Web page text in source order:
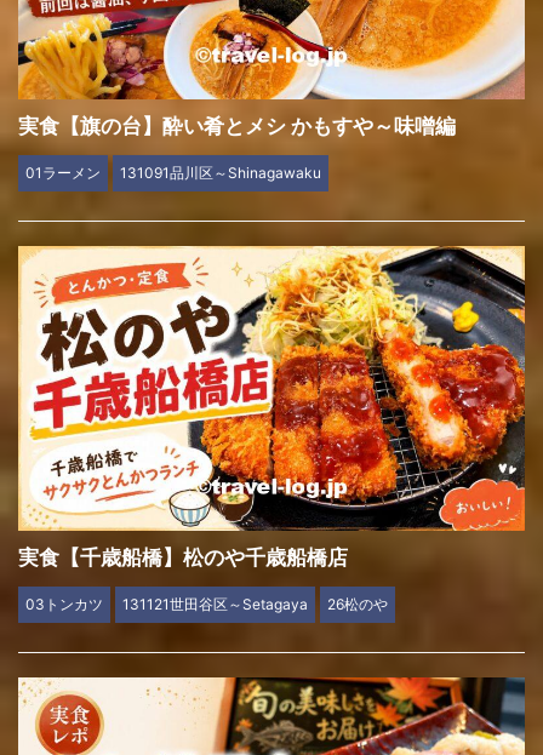
実食【旗の台】酔い肴とメシ かもすや～味噌編
01ラーメン 131091品川区～Shinagawaku
実食【千歳船橋】松のや千歳船橋店
03トンカツ 131121世田谷区～Setagaya 26松のや